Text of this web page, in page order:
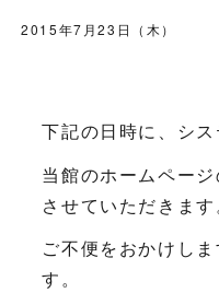
2015年7月23日（木）
下記の日時に、シ
当館のホームペー
させていただきます
ご不便をおかけし
す。